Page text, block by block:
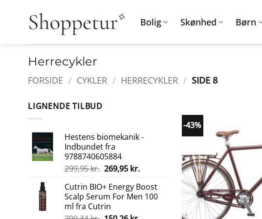
Bolig Skønhed Børn
Herrecykler
FORSIDE / CYKLER / HERRECYKLER / SIDE 8
LIGNENDE TILBUD
Hestens biomekanik -
Indbundet fra
9788740605884
299,95kr. Den
pris
var:
299,95 kr..
269,95 kr.Den
pris
er:
Cutrin BIO+ Energy Boost
Scalp Serum For Men 100
ml fra Cutrin
-43%